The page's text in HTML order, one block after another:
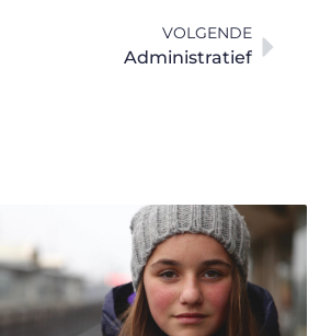
VOLGENDE
Administratief